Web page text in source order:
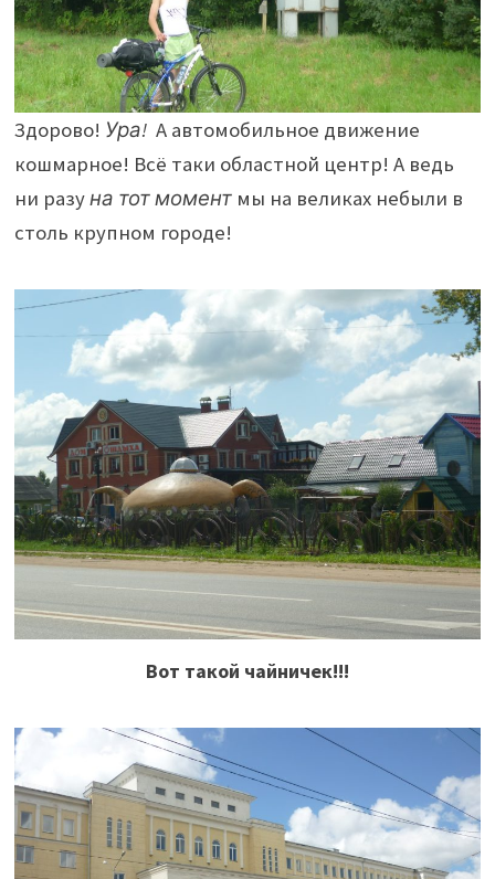
Здорово! Ура! А автомобильное движение
кошмарное! Всё таки областной центр! А ведь
ни разуна тот моментмы на великах небыли в
столь крупном городе!
Вот такой чайничек!!!